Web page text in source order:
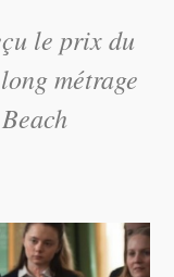
le prix du
métrage